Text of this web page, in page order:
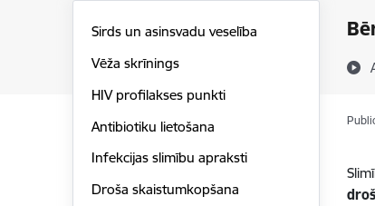
Sirds un asinsvadu veselība
Vēža skrīnings
HIV profilakses punkti
Antibiotiku lietošana
Infekcijas slimību apraksti
Droša skaistumkopšana